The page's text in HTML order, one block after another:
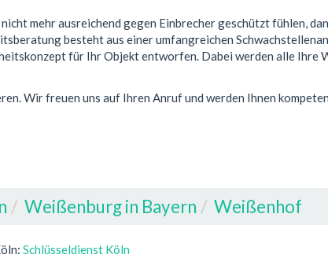
nicht mehr ausreichend gegen Einbrecher geschützt fühlen,
besteht aus einer umfangreichen
für Ihr Objekt entworfen. Dabei werden alle Ihre
Wir freuen uns auf Ihren Anruf und werden Ihnen
Weißenburg in Bayern Weißenhof
Schlüsseldienst Köln